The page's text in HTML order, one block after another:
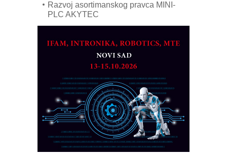
Razvoj asortimanskog pravca MINI-
PLC AKYTEC
dostupan u Srbiji
MOTOMAN – NEXT-Robotika vođena
veštačkom inteligencijom
I.SAFE MOBILE revolucioniše
industrijsku automatizaciju
pionirskimmobile operator PANEL-OM
Fleksibilno stezanje i brzo
podešavanje u proizvodnji prototipova
KIP KOP – napredna rešenja za
savremene industrijske i logističke
objekte